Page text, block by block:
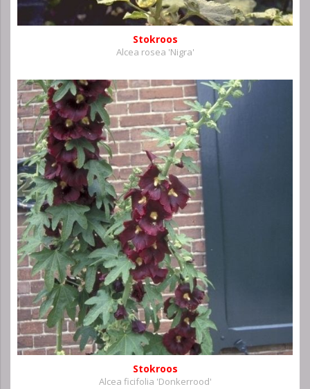
Stokroos
Alcea rosea 'Nigra'
Stokroos
Alcea ficifolia 'Donkerrood'